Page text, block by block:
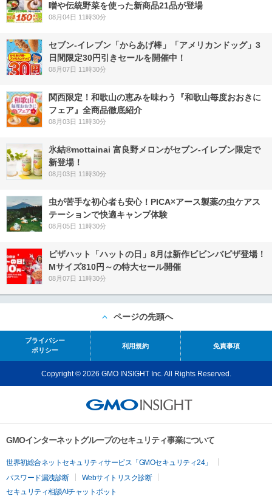
噌や伝統野菜を使った新商品21品が登場
08月04日 11時30分
セブン‐イレブン「からあげ棒」「アメリカンドッグ」3
日間限定30円引きセールを開催中！
08月07日 11時30分
関西限定！和歌山の恵みを味わう『和歌山毎度おおきに
フェア』全商品徹底紹介
08月03日 11時30分
氷結®mottainai 富良野メロンがセブン‐イレブン限定で
新登場！
08月03日 11時30分
虫が苦手な初心者も安心！PICA×アース製薬の虫ケアス
テーションで快適キャンプ体験
08月05日 11時30分
ピザハット「ハットの日」8月は新作ビビンバピザ登場！
Mサイズ810円～の特大セール開催
08月07日 11時30分
ページの先頭へ
プライバシー
ポリシー
利用規約 免責事項
Copyright © 2026 GMO INSIGHT Inc. All Rights Reserved.
GMOインターネットグループのセキュリティ事業について
世界初総合ネットセキュリティサービス「GMOセキュリティ24」
パスワード漏洩診断
Webサイトリスク診断
セキュリティ相談AIチャットボット